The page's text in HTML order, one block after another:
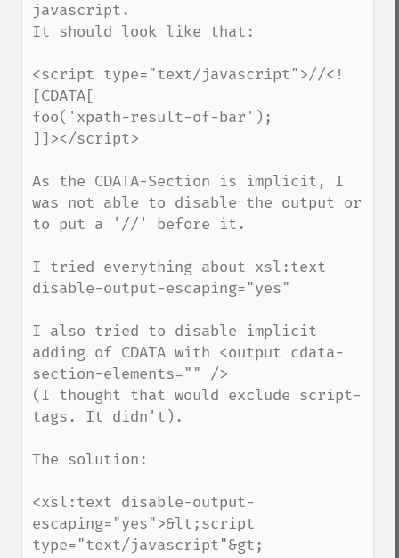
javascript.
It should look like that:
<script type="text/javascript">//<!
[CDATA[
foo('xpath-result-of-bar');
]]></script>
As the CDATA-Section is implicit, I
was not able to disable the output or
to put a '//' before it.
I tried everything about xsl:text
disable-output-escaping="yes"
I also tried to disable implicit
adding of CDATA with <output cdata-
section-elements="" />
(I thought that would exclude script-
tags. It didn't).
The solution:
<xsl:text disable-output-
escaping="yes">&lt;script
type="text/javascript"&gt;